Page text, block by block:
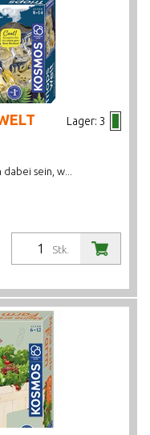
Lager: 3
sein, w...
Stk.